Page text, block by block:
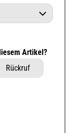
Artikel?
Rückruf